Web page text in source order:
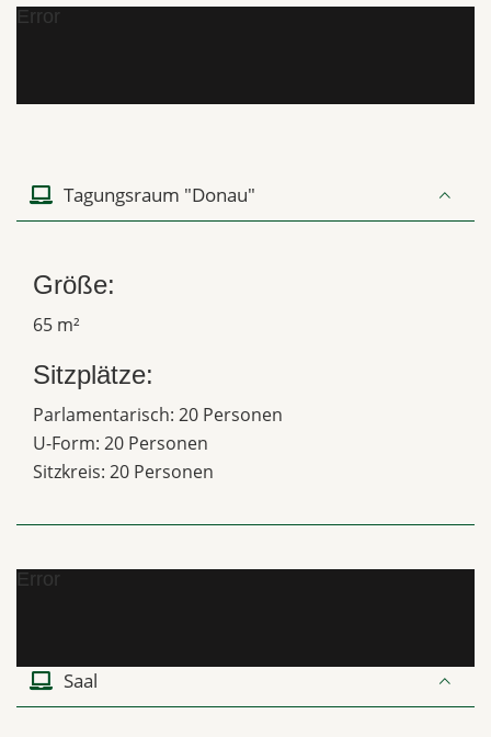
Error
Tagungsraum "Donau"
Größe:
65 m²
Sitzplätze:
Parlamentarisch: 20 Personen
U-Form: 20 Personen
Sitzkreis: 20 Personen
Error
Saal